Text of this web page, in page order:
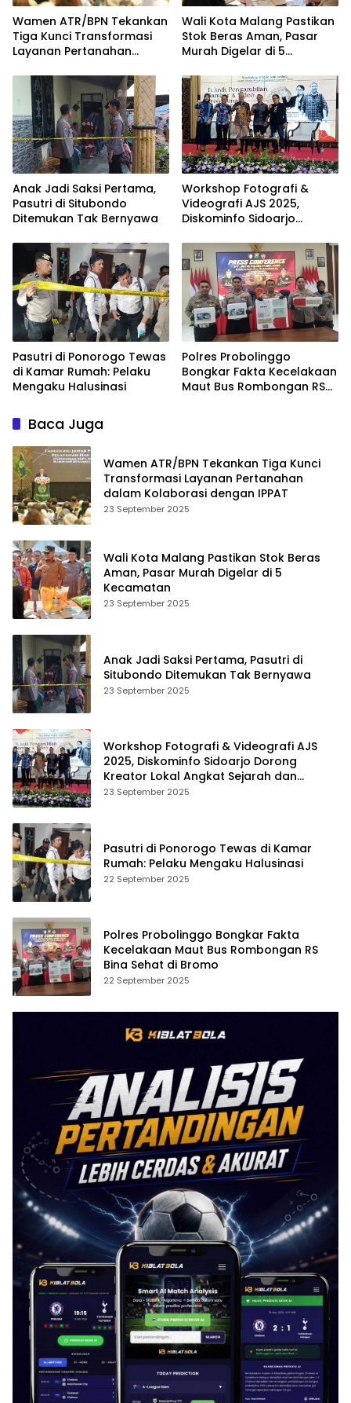
Wamen ATR/BPN Tekankan
Tiga Kunci Transformasi
Layanan Pertanahan
IPPAT
Wali Kota Malang Pastikan
Stok Beras Aman, Pasar
Murah Digelar di 5
Anak Jadi Saksi Pertama,
Pasutri di Situbondo
Ditemukan Tak Bernyawa
Workshop Fotografi &
Videografi AJS 2025,
Diskominfo Sidoarjo
Angkat Sejarah dan
Budaya
Pasutri di Ponorogo Tewas
di Kamar Rumah: Pelaku
Mengaku Halusinasi
Polres Probolinggo
Bongkar Fakta Kecelakaan
Maut Bus Rombongan RS
Baca Juga
Wamen ATR/BPN Tekankan Tiga Kunci
Transformasi Layanan Pertanahan
dalam Kolaborasi dengan IPPAT
23 September 2025
Wali Kota Malang Pastikan Stok Beras
Aman, Pasar Murah Digelar di 5
Kecamatan
23 September 2025
Anak Jadi Saksi Pertama, Pasutri di
Situbondo Ditemukan Tak Bernyawa
23 September 2025
Workshop Fotografi & Videografi AJS
2025, Diskominfo Sidoarjo Dorong
Kreator Lokal Angkat Sejarah dan
Budaya
23 September 2025
Pasutri di Ponorogo Tewas di Kamar
Rumah: Pelaku Mengaku Halusinasi
22 September 2025
Polres Probolinggo Bongkar Fakta
Kecelakaan Maut Bus Rombongan RS
Bina Sehat di Bromo
22 September 2025